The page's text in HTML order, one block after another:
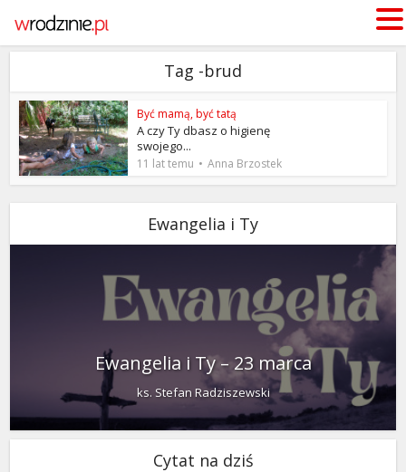
Tag -brud
Być mamą, być tatą
A czy Ty dbasz o higienę
swojego...
11 lat temu Anna Brzostek
Ewangelia i Ty
Ewangelia i Ty – 23 marca
ks. Stefan Radziszewski
Cytat na dziś